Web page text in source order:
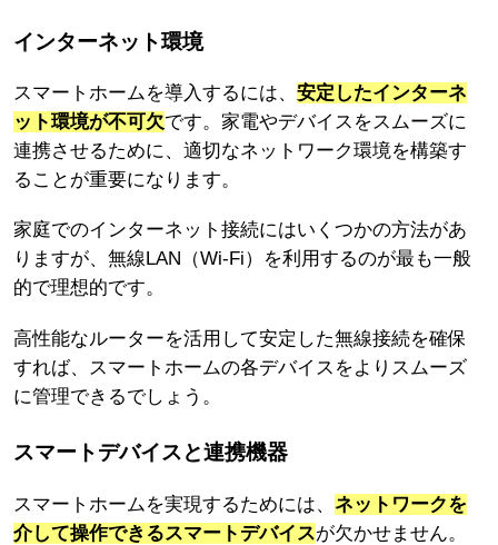
インターネット環境
スマートホームを導入するには、 安定したインターネ
ット環境が不可欠です。家電やデバイスをスムーズに
連携させるために、適切なネットワーク環境を構築す
ることが重要になります。
家庭でのインターネット接続にはいくつかの方法があ
りますが、無線LAN（Wi-Fi）を利用するのが最も一般
的で理想的です。
高性能なルーターを活用して安定した無線接続を確保
すれば、スマートホームの各デバイスをよりスムーズ
に管理できるでしょう。
スマートデバイスと連携機器
スマートホームを実現するためには、 ネットワークを
介して操作できるスマートデバイスが欠かせません。